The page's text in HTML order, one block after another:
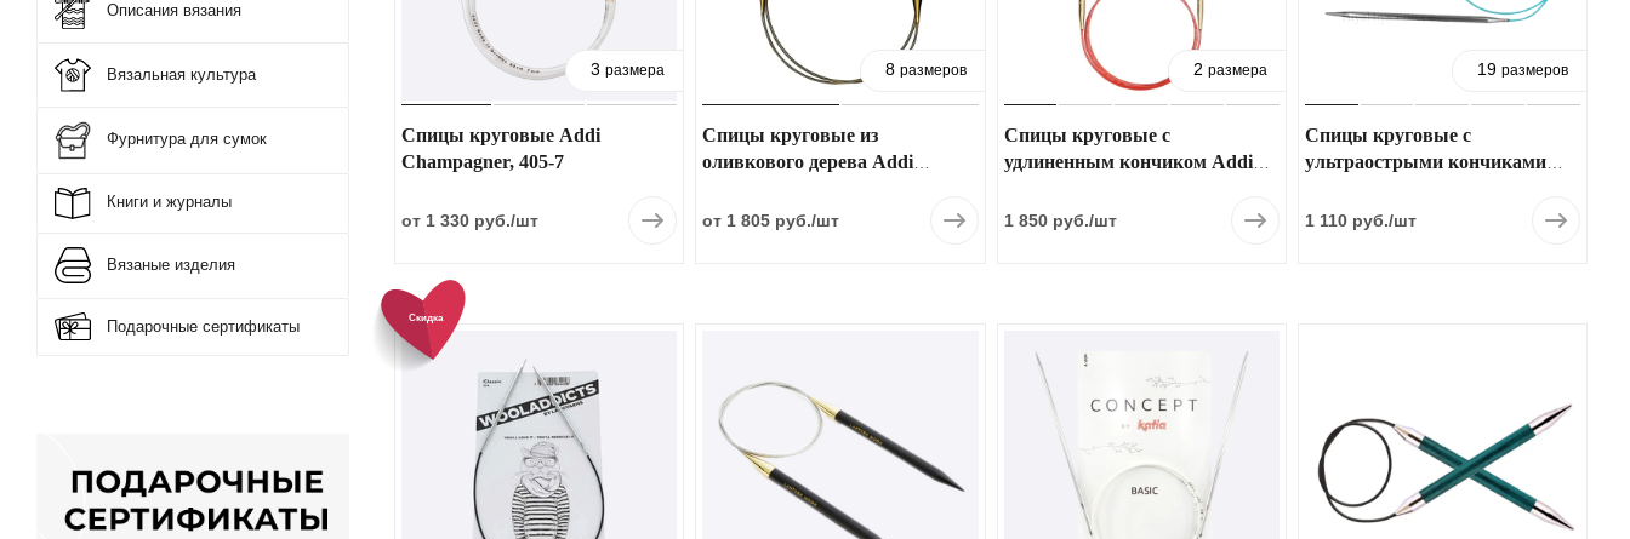
3размера
Спицы круговые Addi
Champagner, 405-7
от 1 330 руб./шт
8 размеров
Спицы круговые из
оливкового дерева Addi
от 1 805 руб./шт
2 размера
Спицы круговые с
удлиненным кончиком Addi
1 850 руб./шт
19 размеров
Спицы круговые с
ультраострыми кончиками
1 110 руб./шт
Скидка
Описания вязания
Вязальная культура
Фурнитура для сумок
Книги и журналы
Вязаные изделия
Подарочные сертификаты